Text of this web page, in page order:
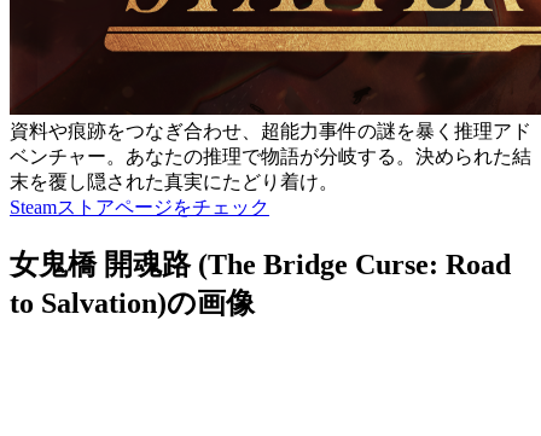
資料や痕跡をつなぎ合わせ、超能力事件の謎を暴く推理アド
ベンチャー。あなたの推理で物語が分岐する。決められた結
末を覆し隠された真実にたどり着け。
Steamストアページをチェック
女鬼橋 開魂路 (The Bridge Curse: Road
to Salvation)の画像